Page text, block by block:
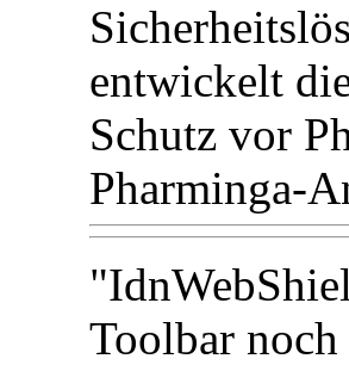
entwickelt
Schutz vor
Pharminga-
Toolbar